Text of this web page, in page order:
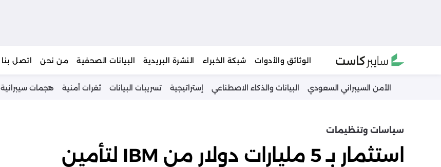
الوثائق والأدوات شبكة الخبراء النشرة البريدية البيانات الصحفية من نحن اتصل بنا يبحث
الأمن السيبراني السعودي البيانات والذكاء الاصطناعي إستراتيجية تسريبات البيانات ثغرات أمنية هجمات سيبرانية
سياسات وتنظيمات
استثمار بـ 5 مليارات دولار من IBM لتأمين